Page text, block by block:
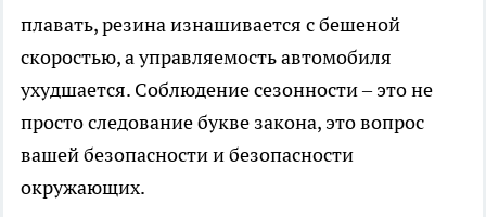
плавать, резина изнашивается с бешеной
скоростью, а управляемость автомобиля
ухудшается. Соблюдение сезонности – это не
просто следование букве закона, это вопрос
вашей безопасности и безопасности
окружающих.